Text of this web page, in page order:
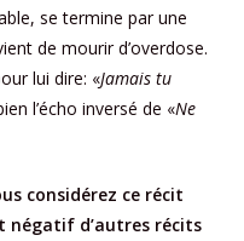
se termine par une
de mourir d’overdose.
lui dire: «Jamais tu
l’écho inversé de «Ne
considérez ce récit
négatif d’autres récits